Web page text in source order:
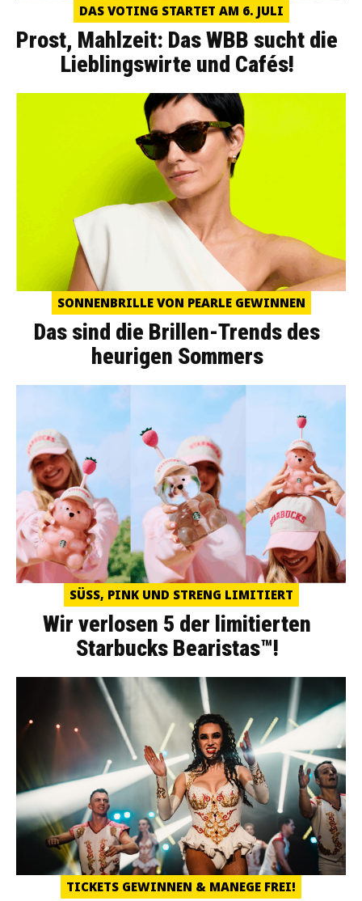
DAS VOTING STARTET AM 6. JULI
Prost, Mahlzeit: Das WBB sucht die
Lieblingswirte und Cafés!
SONNENBRILLE VON PEARLE GEWINNEN
Das sind die Brillen-Trends des
heurigen Sommers
SÜSS, PINK UND STRENG LIMITIERT
Wir verlosen 5 der limitierten
Starbucks Bearistas™!
TICKETS GEWINNEN & MANEGE FREI!